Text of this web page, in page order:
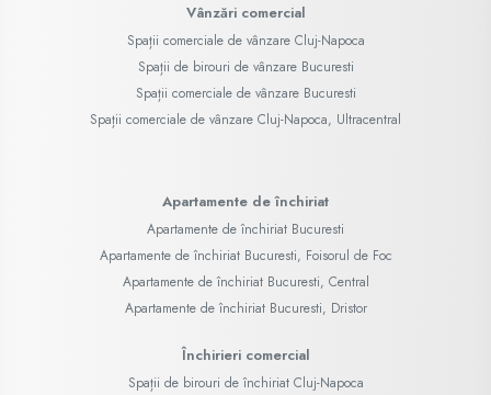
Vânzări comercial
Spații comerciale de vânzare Cluj-Napoca
Spații de birouri de vânzare Bucuresti
Spații comerciale de vânzare Bucuresti
Spații comerciale de vânzare Cluj-Napoca, Ultracentral
Apartamente de închiriat
Apartamente de închiriat Bucuresti
Apartamente de închiriat Bucuresti, Foisorul de Foc
Apartamente de închiriat Bucuresti, Central
Apartamente de închiriat Bucuresti, Dristor
Închirieri comercial
Spații de birouri de închiriat Cluj-Napoca